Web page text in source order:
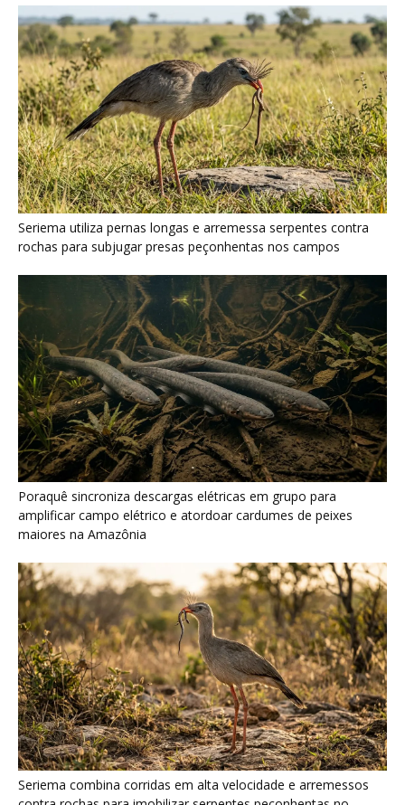
Poraquê sincroniza descargas elétricas em grupo para
amplificar campo elétrico e atordoar cardumes de peixes
maiores na Amazônia
Seriema combina corridas em alta velocidade e arremessos
contra rochas para imobilizar serpentes peçonhentas no
cerrado
Ariranha sincroniza caça coletiva com vocalização subaquática
e cerca cardumes em rios rasos da Amazônia